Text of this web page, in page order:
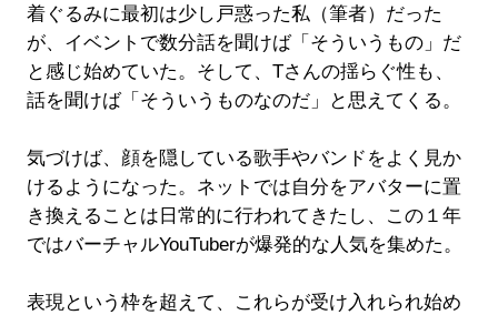
着ぐるみに最初は少し戸惑った私（筆者）だった
が、イベントで数分話を聞けば「そういうもの」だ
と感じ始めていた。そして、Tさんの揺らぐ性も、
話を聞けば「そういうものなのだ」と思えてくる。
気づけば、顔を隠している歌手やバンドをよく見か
けるようになった。ネットでは自分をアバターに置
き換えることは日常的に行われてきたし、この１年
ではバーチャルYouTuberが爆発的な人気を集めた。
表現という枠を超えて、これらが受け入れられ始め